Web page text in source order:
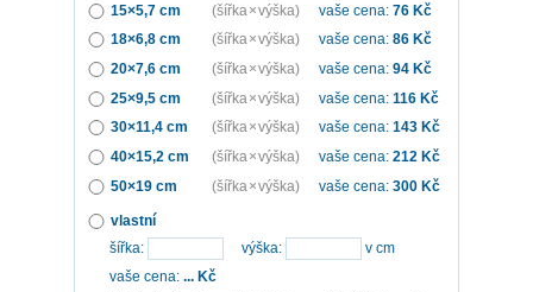
15×5,7 cm
(šířka × výška) vaše cena: 76 Kč
18×6,8 cm
(šířka × výška) vaše cena: 86 Kč
20×7,6 cm
(šířka × výška) vaše cena: 94 Kč
25×9,5 cm
(šířka × výška) vaše cena: 116 Kč
30×11,4 cm
(šířka × výška) vaše cena: 143 Kč
40×15,2 cm
(šířka × výška) vaše cena: 212 Kč
50×19 cm
(šířka × výška) vaše cena: 300 Kč
vlastní
šířka:
výška:
v cm
vaše cena: ... Kč